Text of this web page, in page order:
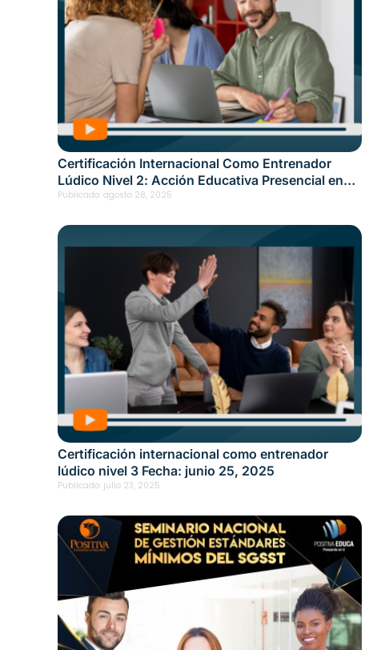
Certificación Internacional Como Entrenador
Lúdico Nivel 2: Acción Educativa Presencial en
Quibdó Fecha: 20 de agosto, 2025
Publicado: agosto 28, 2025
Certificación internacional como entrenador
lúdico nivel 3 Fecha: junio 25, 2025
Publicado: julio 23, 2025